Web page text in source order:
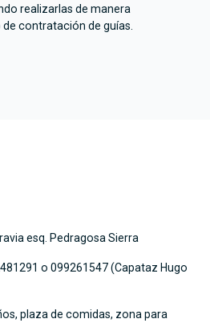
realizarlas de manera
contratación de guías.
esq. Pedragosa Sierra
o 099261547 (Capataz Hugo
plaza de comidas, zona para